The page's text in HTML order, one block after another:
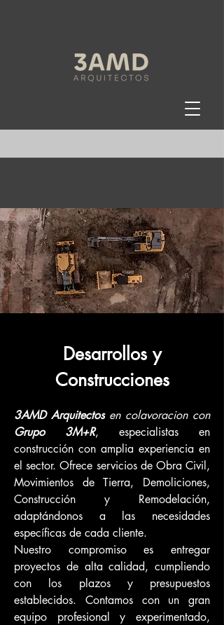
Desarrollos y
Construcciones
3AMD Arquitectos en colavoracion con
Grupo 3M+R, especialistas en
construcción con amplia experiencia en
el sector. Ofrece servicios de Obra Civil,
Movimientos de Tierra, Demoliciones,
Construcción y Remodelación,
adaptándonos a las necesidades
específicas de cada cliente.
Nuestro compromiso es entregar
proyectos de alta calidad, cumpliendo
con los plazos y presupuestos
establecidos. Contamos con un gran
equipo profesional y experimentado,